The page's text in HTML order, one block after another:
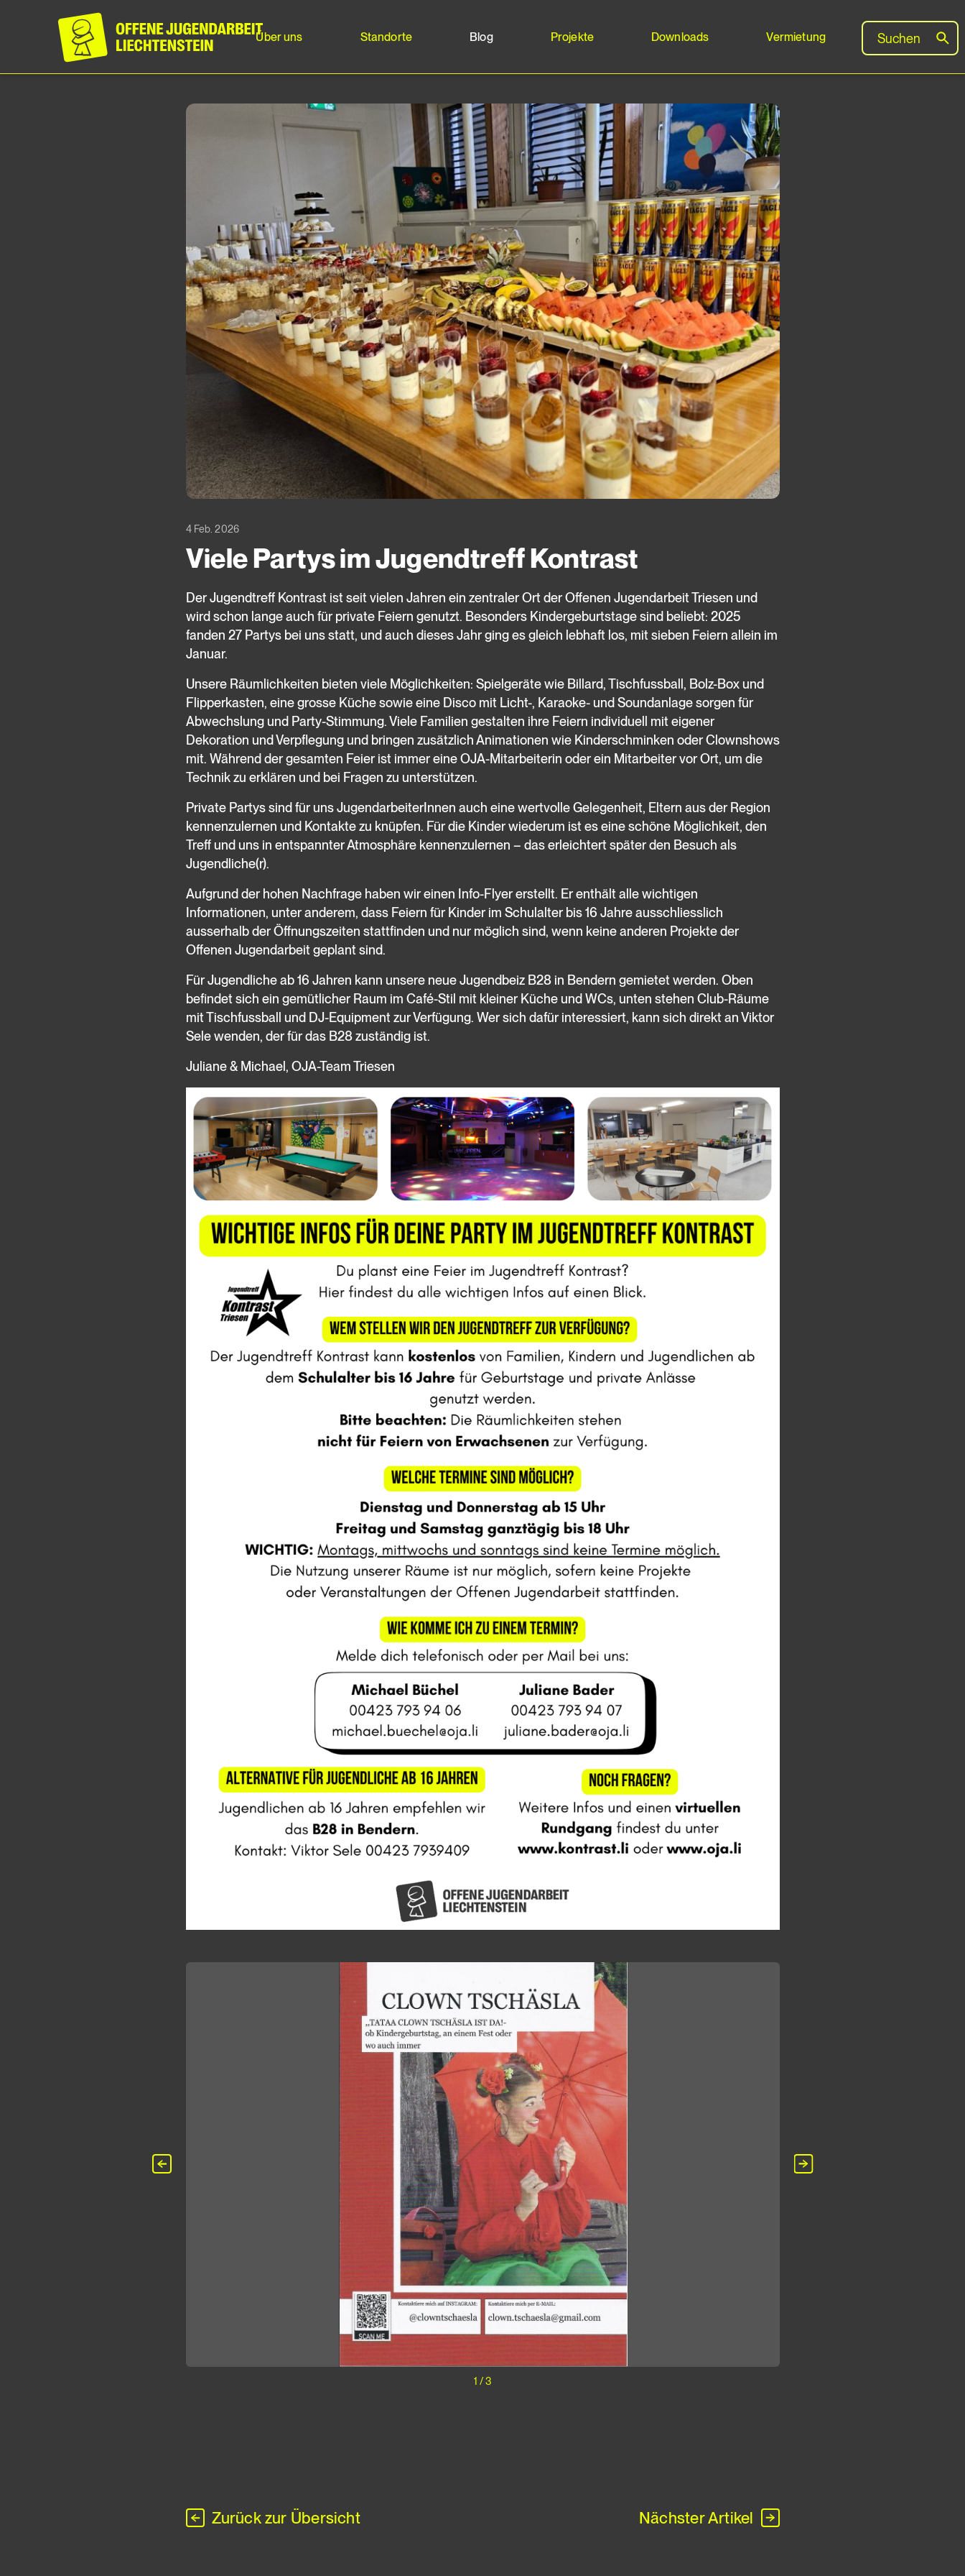
Über uns Standorte Blog Projekte Downloads Vermietung
4 Feb. 2026
Viele Partys im Jugendtreff Kontrast
Der Jugendtreff Kontrast ist seit vielen Jahren ein zentraler Ort der Offenen Jugendarbeit Triesen und
wird schon lange auch für private Feiern genutzt. Besonders Kindergeburtstage sind beliebt: 2025
fanden 27 Partys bei uns statt, und auch dieses Jahr ging es gleich lebhaft los, mit sieben Feiern allein im
Januar.
Unsere Räumlichkeiten bieten viele Möglichkeiten: Spielgeräte wie Billard, Tischfussball, Bolz-Box und
Flipperkasten, eine grosse Küche sowie eine Disco mit Licht-, Karaoke- und Soundanlage sorgen für
Abwechslung und Party-Stimmung. Viele Familien gestalten ihre Feiern individuell mit eigener
Dekoration und Verpflegung und bringen zusätzlich Animationen wie Kinderschminken oder Clownshows
mit. Während der gesamten Feier ist immer eine OJA-Mitarbeiterin oder ein Mitarbeiter vor Ort, um die
Technik zu erklären und bei Fragen zu unterstützen.
Private Partys sind für uns JugendarbeiterInnen auch eine wertvolle Gelegenheit, Eltern aus der Region
kennenzulernen und Kontakte zu knüpfen. Für die Kinder wiederum ist es eine schöne Möglichkeit, den
Treff und uns in entspannter Atmosphäre kennenzulernen – das erleichtert später den Besuch als
Jugendliche(r).
Aufgrund der hohen Nachfrage haben wir einen Info-Flyer erstellt. Er enthält alle wichtigen
Informationen, unter anderem, dass Feiern für Kinder im Schulalter bis 16 Jahre ausschliesslich
ausserhalb der Öffnungszeiten stattfinden und nur möglich sind, wenn keine anderen Projekte der
Offenen Jugendarbeit geplant sind.
Für Jugendliche ab 16 Jahren kann unsere neue Jugendbeiz B28 in Bendern gemietet werden. Oben
befindet sich ein gemütlicher Raum im Café-Stil mit kleiner Küche und WCs, unten stehen Club-Räume
mit Tischfussball und DJ-Equipment zur Verfügung. Wer sich dafür interessiert, kann sich direkt an Viktor
Sele wenden, der für das B28 zuständig ist.
Juliane & Michael, OJA-Team Triesen
1 /3
Nächster Artikel
Zurück zur Übersicht